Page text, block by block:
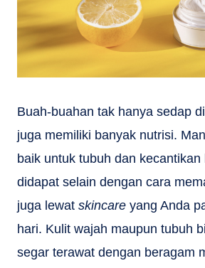
Buah-buahan tak hanya sedap
juga memiliki banyak nutrisi.
baik untuk tubuh dan
didapat selain dengan cara
juga lewat skincare yang Anda
hari. Kulit wajah maupun tubuh
segar terawat dengan beragam